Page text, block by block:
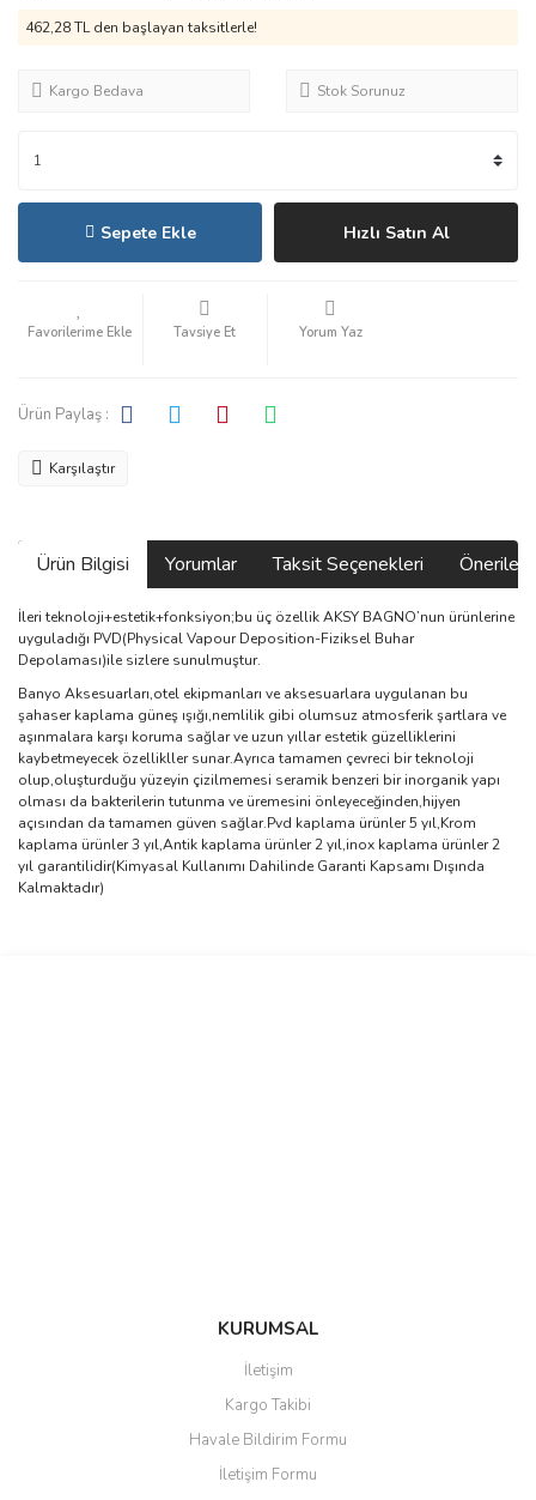
462,28 TL den başlayan taksitlerle!
Kargo Bedava Stok Sorunuz
Sepete Ekle Hızlı Satın Al
Tavsiye Et Yorum Yaz
Ürün Paylaş :
Karşılaştır
Ürün Bilgisi Yorumlar Taksit Seçenekleri
İleri teknoloji+estetik+fonksiyon;bu üç özellik AKSY BAGNO’nun ürünlerine
uyguladığı PVD(Physical Vapour Deposition-Fiziksel Buhar
Depolaması)ile sizlere sunulmuştur.
Banyo Aksesuarları,otel ekipmanları ve aksesuarlara uygulanan bu
şahaser kaplama güneş ışığı,nemlilik gibi olumsuz atmosferik şartlara ve
aşınmalara karşı koruma sağlar ve uzun yıllar estetik güzelliklerini
kaybetmeyecek özellikller sunar.Ayrıca tamamen çevreci bir teknoloji
olup,oluşturduğu yüzeyin çizilmemesi seramik benzeri bir inorganik yapı
olması da bakterilerin tutunma ve üremesini önleyeceğinden,hijyen
açısından da tamamen güven sağlar.Pvd kaplama ürünler 5 yıl,Krom
kaplama ürünler 3 yıl,Antik kaplama ürünler 2 yıl,inox kaplama ürünler 2
yıl garantilidir(Kimyasal Kullanımı Dahilinde Garanti Kapsamı Dışında
Kalmaktadır)
Gönder
KURUMSAL
İletişim
Kargo Takibi
Havale Bildirim Formu
İletişim Formu